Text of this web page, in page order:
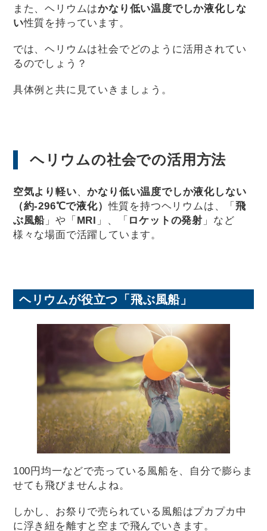
また、ヘリウムはかなり低い温度でしか液化しな
い性質を持っています。
では、ヘリウムは社会でどのように活用されてい
るのでしょう？
具体例と共に見ていきましょう。
ヘリウムの社会での活用方法
空気より軽い、かなり低い温度でしか液化しない
（約-296℃で液化）性質を持つヘリウムは、「飛
ぶ風船 」や「 MRI 」、「 ロケットの発射 」など
様々な場面で活躍しています。
ヘリウムが役立つ「飛ぶ風船」
100円均一などで売っている風船を、自分で膨らま
せても飛びませんよね。
しかし、お祭りで売られている風船はプカプカ中
に浮き紐を離すと空まで飛んでいきます。